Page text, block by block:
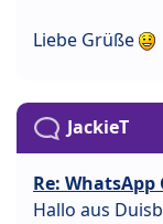
Liebe Grüße
JackieT
Re:
Hallo aus